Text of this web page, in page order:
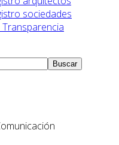
sociedades
Buscar